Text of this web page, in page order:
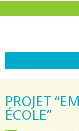
PROJET
ÉCOLE”